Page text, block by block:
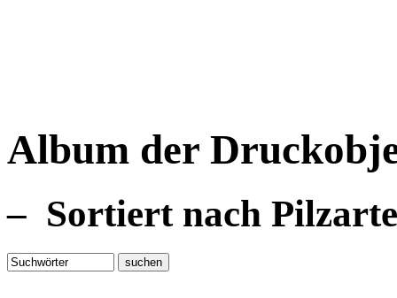
Album der
– Sortiert nach